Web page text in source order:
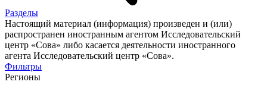
Разделы
Настоящий материал (информация) произведен и (или)
распространен иностранным агентом Исследовательский
центр «Сова» либо касается деятельности иностранного
агента Исследовательский центр «Сова».
Фильтры
Регионы